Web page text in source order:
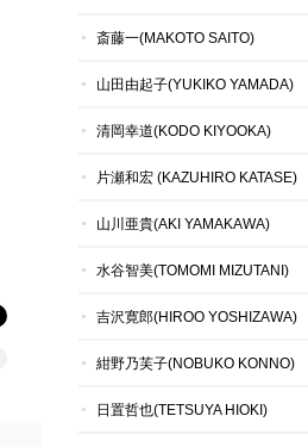
斎藤一(MAKOTO SAITO)
山田由起子(YUKIKO YAMADA)
清岡幸道(KODO KIYOOKA)
片瀬和宏 (KAZUHIRO KATASE)
山川亜貴(AKI YAMAKAWA)
水谷智美(TOMOMI MIZUTANI)
吉沢寛郎(HIROO YOSHIZAWA)
紺野乃芙子(NOBUKO KONNO)
日置哲也(TETSUYA HIOKI)